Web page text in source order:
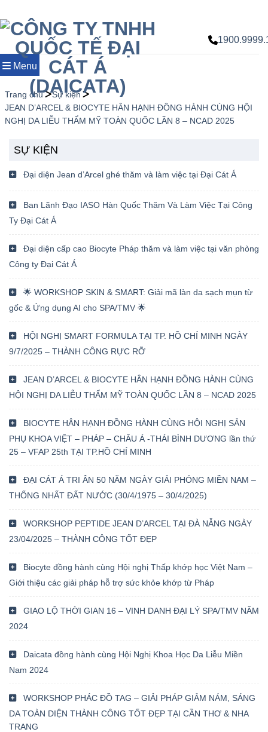
đến
nội
dung
Menu
Trang chủ
Sự kiện
JEAN D’ARCEL & BIOCYTE HÂN HẠNH ĐỒNG HÀNH CÙNG HỘI
NGHỊ DA LIỄU THẨM MỸ TOÀN QUỐC LẦN 8 – NCAD 2025
SỰ KIỆN
Đại diện Jean d’Arcel ghé thăm và làm việc tại Đại Cát Á
Ban Lãnh Đạo IASO Hàn Quốc Thăm Và Làm Việc Tại Công
Ty Đại Cát Á
Đại diện cấp cao Biocyte Pháp thăm và làm việc tại văn phòng
Công ty Đại Cát Á
🌟 WORKSHOP SKIN & SMART: Giải mã làn da sạch mụn từ
gốc & Ứng dụng AI cho SPA/TMV 🌟
HỘI NGHỊ SMART FORMULA TẠI TP. HỒ CHÍ MINH NGÀY
9/7/2025 – THÀNH CÔNG RỰC RỠ
JEAN D’ARCEL & BIOCYTE HÂN HẠNH ĐỒNG HÀNH CÙNG
HỘI NGHỊ DA LIỄU THẨM MỸ TOÀN QUỐC LẦN 8 – NCAD 2025
BIOCYTE HÂN HẠNH ĐỒNG HÀNH CÙNG HỘI NGHỊ SẢN
PHỤ KHOA VIỆT – PHÁP – CHÂU Á -THÁI BÌNH DƯƠNG lần thứ
25 – VFAP 25th TẠI TP.HỒ CHÍ MINH
ĐẠI CÁT Á TRI ÂN 50 NĂM NGÀY GIẢI PHÓNG MIỀN NAM –
THỐNG NHẤT ĐẤT NƯỚC (30/4/1975 – 30/4/2025)
WORKSHOP PEPTIDE JEAN D’ARCEL TẠI ĐÀ NẴNG NGÀY
23/04/2025 – THÀNH CÔNG TỐT ĐẸP
Biocyte đồng hành cùng Hội nghị Thấp khớp học Việt Nam –
Giới thiệu các giải pháp hỗ trợ sức khỏe khớp từ Pháp
GIAO LỘ THỜI GIAN 16 – VINH DANH ĐẠI LÝ SPA/TMV NĂM
2024
Daicata đồng hành cùng Hội Nghị Khoa Học Da Liễu Miền
Nam 2024
WORKSHOP PHÁC ĐỒ TAG – GIẢI PHÁP GIẢM NÁM, SÁNG
DA TOÀN DIỆN THÀNH CÔNG TỐT ĐẸP TẠI CẦN THƠ & NHA
TRANG